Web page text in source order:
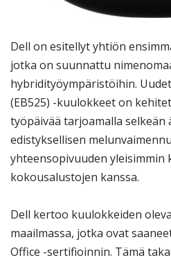
Dell on esitellyt yhtiön
jotka on suunnattu
hybridityöympäristöihin.
(EB525) -kuulokkeet on
työpäivää tarjoamalla selkeän
edistyksellisen
yhteensopivuuden yleisimmin
kokousalustojen kanssa.
Dell kertoo kuulokkeiden
maailmassa, jotka ovat
Office -sertifioinnin. Tämä